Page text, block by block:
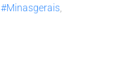
#minasgerais,